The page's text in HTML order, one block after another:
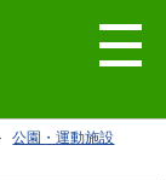
公園・運動施設